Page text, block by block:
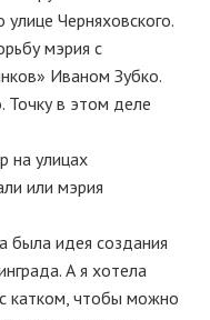
Черняховского.
мэрия с
Иваном Зубко.
Точку в этом деле
на улицах
или мэрия
была идея создания
А я хотела
катком, чтобы можно